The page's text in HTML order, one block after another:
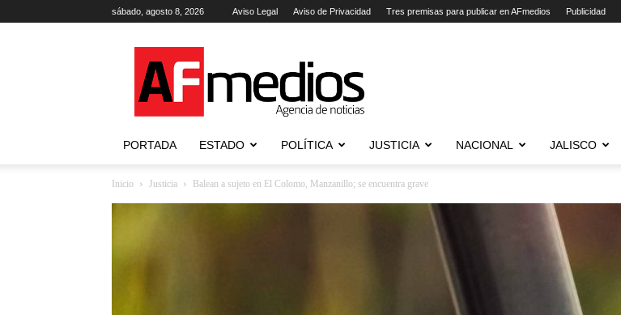
sábado, agosto 8, 2026 Aviso Legal Aviso de Privacidad Tres premisas para publicar en AFmedios Publicidad
Agencia
de
Noticias
PORTADA ESTADO POLÍTICA JUSTICIA NACIONAL JALISCO
Inicio Justicia Balean a sujeto en El Colomo, Manzanillo; se encuentra grave